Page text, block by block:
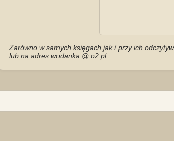
Zarówno w samych księgach jak i przy ich
lub na adres wodanka @ o2.pl